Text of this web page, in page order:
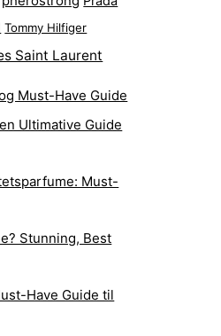
Tommy Hilfiger
Saint Laurent
Must-Have Guide
Ultimative Guide
Must-
Stunning, Best
Have Guide til